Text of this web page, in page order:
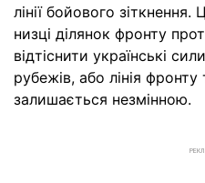
лінії бойового
низці ділянок фронту
відтіснити українські
рубежів, або лінія
залишається незмінною.